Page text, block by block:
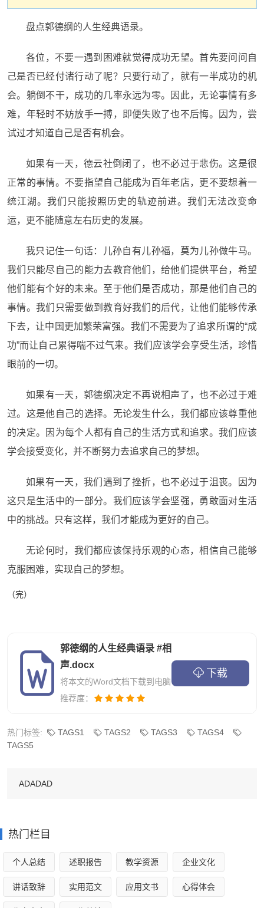
盘点郭德纲的人生经典语录。
各位，不要一遇到困难就觉得成功无望。首先要问问自
己是否已经付诸行动了呢？只要行动了，就有一半成功的机
会。躺倒不干，成功的几率永远为零。因此，无论事情有多
难，年轻时不妨放手一搏，即便失败了也不后悔。因为，尝
试过才知道自己是否有机会。
如果有一天，德云社倒闭了，也不必过于悲伤。这是很
正常的事情。不要指望自己能成为百年老店，更不要想着一
统江湖。我们只能按照历史的轨迹前进。我们无法改变命
运，更不能随意左右历史的发展。
我只记住一句话：儿孙自有儿孙福，莫为儿孙做牛马。
我们只能尽自己的能力去教育他们，给他们提供平台，希望
他们能有个好的未来。至于他们是否成功，那是他们自己的
事情。我们只需要做到教育好我们的后代，让他们能够传承
下去，让中国更加繁荣富强。我们不需要为了追求所谓的“成
功”而让自己累得喘不过气来。我们应该学会享受生活，珍惜
眼前的一切。
如果有一天，郭德纲决定不再说相声了，也不必过于难
过。这是他自己的选择。无论发生什么，我们都应该尊重他
的决定。因为每个人都有自己的生活方式和追求。我们应该
学会接受变化，并不断努力去追求自己的梦想。
如果有一天，我们遇到了挫折，也不必过于沮丧。因为
这只是生活中的一部分。我们应该学会坚强，勇敢面对生活
中的挑战。只有这样，我们才能成为更好的自己。
无论何时，我们都应该保持乐观的心态，相信自己能够
克服困难，实现自己的梦想。
（完）
郭德纲的人生经典语录 #相
声.docx
将本文的Word文档下载到电脑
推荐度：
下载
热门标签: TAGS1 TAGS2 TAGS3
TAGS4
TAGS5
ADADAD
热门栏目
个人总结 述职报告 教学资源 企业文化
讲话致辞 实用范文 应用文书 心得体会